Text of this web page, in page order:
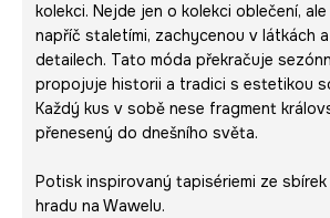
kolekci. Nejde jen o kolekci oblečení,
napříč staletími, zachycenou v látkách
detailech. Tato móda překračuje
propojuje historii a tradici s estetikou
Každý kus v sobě nese fragment
přenesený do dnešního světa.
Potisk inspirovaný tapisériemi ze sbírek
hradu na Wawelu.